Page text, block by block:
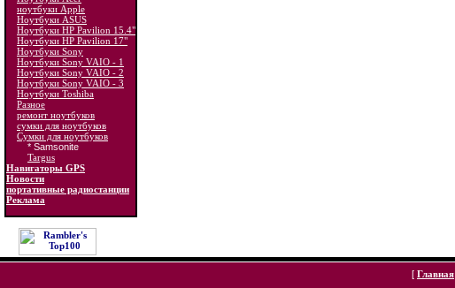
ноутбуки Apple
Ноутбуки ASUS
Ноутбуки HP Pavilion 15.4"
Ноутбуки HP Pavilion 17"
Ноутбуки Sony
Ноутбуки Sony VAIO - 1
Ноутбуки Sony VAIO - 2
Ноутбуки Sony VAIO - 3
Ноутбуки Toshiba
Разное
ремонт ноутбуков
сумки для ноутбуков
Сумки для ноутбуков
* Samsonite
Targus
Навигаторы GPS
Новости
портативные радиостанции
Реклама
[ Главная